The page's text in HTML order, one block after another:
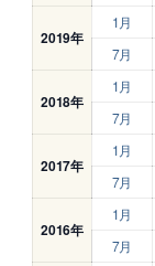
2019年
1月
7月
2018年
1月
7月
2017年
1月
7月
2016年
1月
7月